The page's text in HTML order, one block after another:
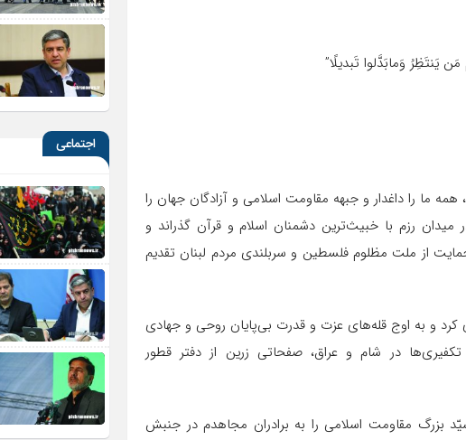
یَنتَظِرُ وَمابَدَّلوا تَبدیلًا”
ما را داغدار و جبهه مقاومت اسلامی و آزادگان جهان را
میدان رزم با خبیث‌ترین دشمنان اسلام و قرآن گذراند و
از ملت مظلوم فلسطین و سربلندی مردم لبنان تقدیم
کرد و به اوج قله‌های عزت و قدرت بی‌پایان روحی و جهادی
در شام و عراق، صفحاتی زرین از دفتر قطور
بزرگ مقاومت اسلامی را به برادران مجاهدم در جنبش
اجتماعی